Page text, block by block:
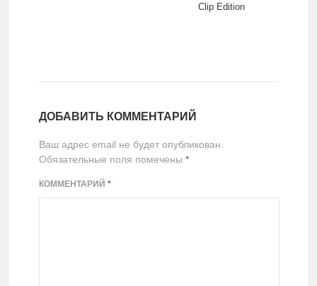
Clip Edition
ДОБАВИТЬ КОММЕНТАРИЙ
Ваш адрес email не будет опубликован.
Обязательные поля помечены *
КОММЕНТАРИЙ *